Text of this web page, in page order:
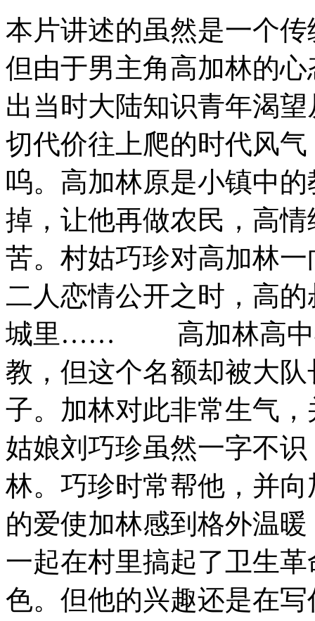
本片讲述的虽然是一个
但由于男主角高加林的
出当时大陆知识青年渴
切代价往上爬的时代风
呜。高加林原是小镇中
掉，让他再做农民，高
苦。村姑巧珍对高加林
二人恋情公开之时，高
城里…… 高加林高中毕
教，但这个名额却被大
子。加林对此非常生气
姑娘刘巧珍虽然一字不
林。巧珍时常帮他，并
的爱使加林感到格外温
一起在村里搞起了卫生
色。但他的兴趣还是在